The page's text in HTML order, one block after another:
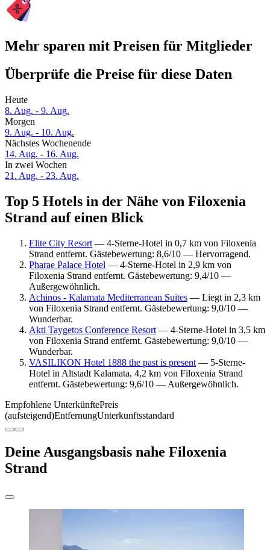
Mehr sparen mit Preisen für Mitglieder
Überprüfe die Preise für diese Daten
Heute
8. Aug. - 9. Aug.
Morgen
9. Aug. - 10. Aug.
Nächstes Wochenende
14. Aug. - 16. Aug.
In zwei Wochen
21. Aug. - 23. Aug.
Top 5 Hotels in der Nähe von Filoxenia
Strand auf einen Blick
Elite City Resort — 4-Sterne-Hotel in 0,7 km von Filoxenia
Strand entfernt. Gästebewertung: 8,6/10 — Hervorragend.
Pharae Palace Hotel — 4-Sterne-Hotel in 2,9 km von
Filoxenia Strand entfernt. Gästebewertung: 9,4/10 —
Außergewöhnlich.
Achinos - Kalamata Mediterranean Suites — Liegt in 2,3 km
von Filoxenia Strand entfernt. Gästebewertung: 9,0/10 —
Wunderbar.
Akti Taygetos Conference Resort — 4-Sterne-Hotel in 3,5 km
von Filoxenia Strand entfernt. Gästebewertung: 9,0/10 —
Wunderbar.
VASILIKON Hotel 1888 the past is present — 5-Sterne-
Hotel in Altstadt Kalamata, 4,2 km von Filoxenia Strand
entfernt. Gästebewertung: 9,6/10 — Außergewöhnlich.
Empfohlene UnterkünftePreis
(aufsteigend)EntfernungUnterkunftsstandard
Deine Ausgangsbasis nahe Filoxenia
Strand